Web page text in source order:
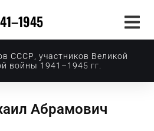
СССР, участников Великой
войны 1941–1945 гг.
Абрамович